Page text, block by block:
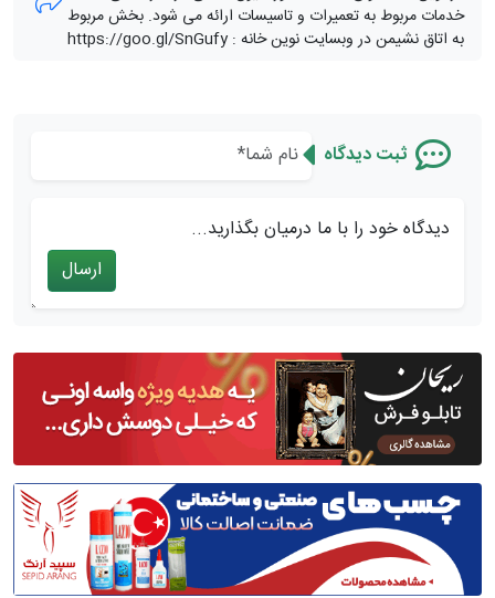
خدمات مربوط به تعمیرات و تاسیسات ارائه می شود. بخش مربوط
به اتاق نشیمن در وبسایت نوین خانه : https://goo.gl/SnGufy
ثبت دیدگاه
دیدگاه خود را با ما درمیان بگذارید...
ارسال